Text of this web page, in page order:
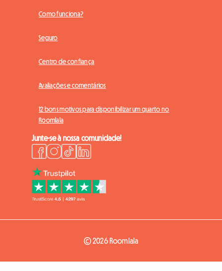
Como funciona?
Seguro
Centro de confiança
Avaliações e comentários
12 bons motivos para disponibilizar um quarto no
Roomlala
Junte-se à nossa comunidade!
© 2026 Roomlala